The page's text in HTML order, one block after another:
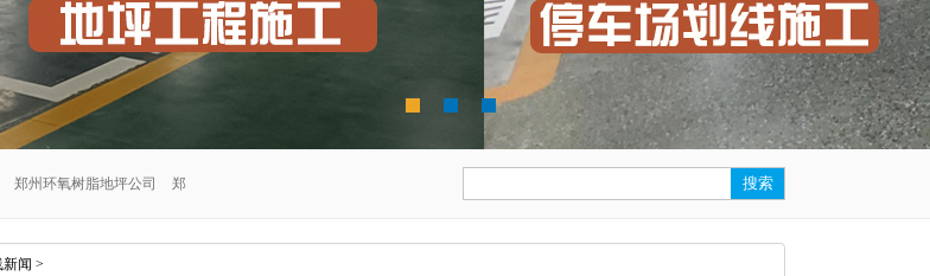
郑州环氧树脂地坪公司 郑
闻 >